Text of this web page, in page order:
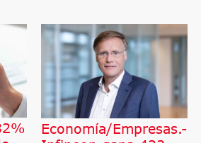
Economía/Empresas.-